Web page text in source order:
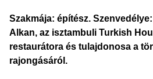
Szakmája: építész.
Alkan, az isztambuli Turkish
restaurátora és tulajdonosa a
rajongásáról.